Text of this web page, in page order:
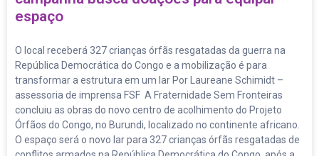
espaço
O local receberá 327 crianças órfãs resgatadas da guerra na
República Democrática do Congo e a mobilização é para
transformar a estrutura em um lar Por Laureane Schimidt –
assessoria de imprensa FSF A Fraternidade Sem Fronteiras
concluiu as obras do novo centro de acolhimento do Projeto
Órfãos do Congo, no Burundi, localizado no continente africano.
O espaço será o novo lar para 327 crianças órfãs resgatadas de